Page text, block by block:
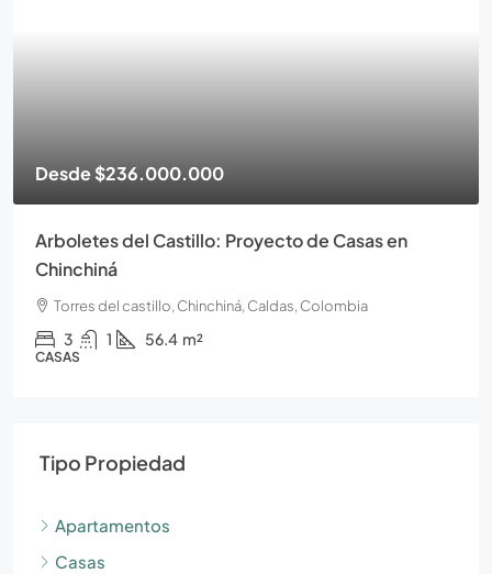
Desde$236.000.000
Arboletes del Castillo: Proyecto de Casas en
Chinchiná
Torres del castillo, Chinchiná, Caldas, Colombia
3 1 56.4 m²
CASAS
Tipo Propiedad
Apartamentos
Casas